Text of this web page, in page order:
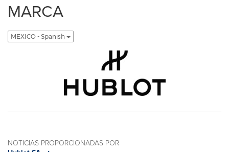
MARCA
MEXICO - Spanish
NOTICIAS PROPORCIONADAS POR